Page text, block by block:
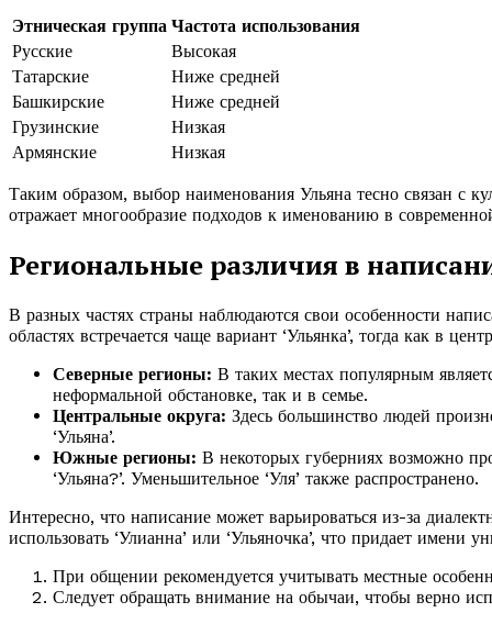
Этническая группа Частота использования
Русские
Высокая
Татарские
Ниже средней
Башкирские
Ниже средней
Грузинские
Низкая
Армянские
Низкая
Таким образом, выбор наименования Ульяна тесно связан с
отражает многообразие подходов к именованию в
Региональные различия в
В разных частях страны наблюдаются свои особенности
областях встречается чаще вариант ‘Ульянка’, тогда как в
Северные регионы: В таких местах популярным
неформальной обстановке, так и в семье.
Центральные округа: Здесь большинство людей
‘Ульяна’.
Южные регионы: В некоторых губерниях возможно
‘Ульяна?’. Уменьшительное ‘Уля’ также распространено.
Интересно, что написание может варьироваться из-за
использовать ‘Улианна’ или ‘Ульяночка’, что придает имени
При общении рекомендуется учитывать местные
Следует обращать внимание на обычаи, чтобы верно